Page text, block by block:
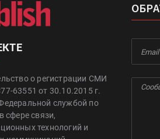
о регистрации СМИ
63551 от 30.10.2015 г.
службой по
сфере связи,
технологий и